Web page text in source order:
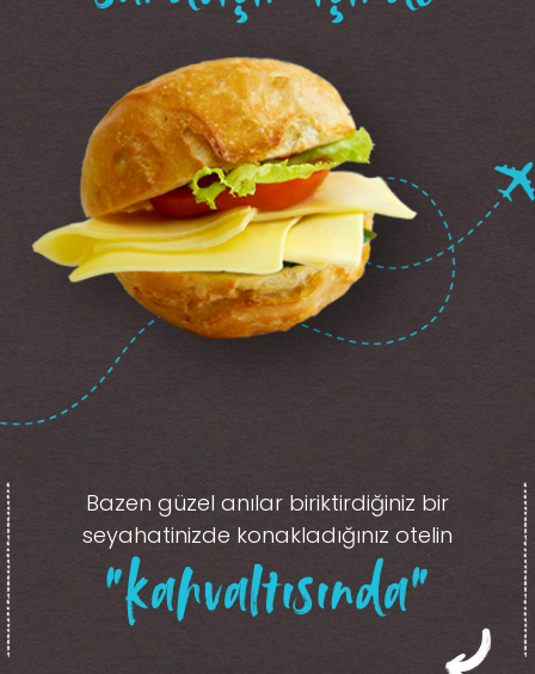
Bazen güzel anılar biriktirdiğiniz bir
seyahatinizde konakladığınız otelin
“kahvaltısında”